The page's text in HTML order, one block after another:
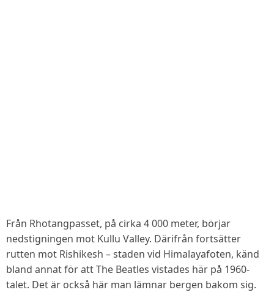
Från Rhotangpasset, på cirka 4 000 meter, börjar
nedstigningen mot Kullu Valley. Därifrån fortsätter
rutten mot Rishikesh – staden vid Himalayafoten, känd
bland annat för att The Beatles vistades här på 1960-
talet. Det är också här man lämnar bergen bakom sig.